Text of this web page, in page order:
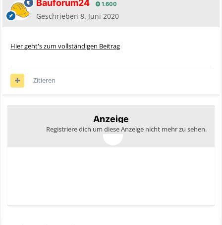
Bauforum24 1.600
Geschrieben 8. Juni 2020
Hier geht's zum vollständigen Beitrag
Zitieren
Anzeige
Registriere dich um diese Anzeige nicht mehr zu sehen.